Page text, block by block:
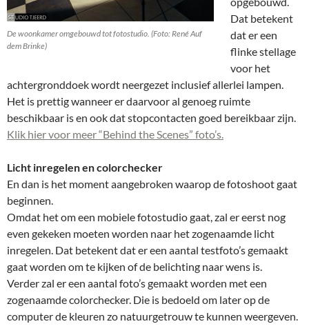
De woonkamer omgebouwd tot fotostudio. (Foto: René Auf
dem Brinke)
Dat betekent
dat er een
flinke stellage
voor het
achtergronddoek wordt neergezet inclusief allerlei lampen.
Het is prettig wanneer er daarvoor al genoeg ruimte
beschikbaar is en ook dat stopcontacten goed bereikbaar zijn.
Klik hier voor meer “Behind the Scenes” foto’s.
Licht inregelen en colorchecker
En dan is het moment aangebroken waarop de fotoshoot gaat
beginnen.
Omdat het om een mobiele fotostudio gaat, zal er eerst nog
even gekeken moeten worden naar het zogenaamde licht
inregelen. Dat betekent dat er een aantal testfoto’s gemaakt
gaat worden om te kijken of de belichting naar wens is.
Verder zal er een aantal foto’s gemaakt worden met een
zogenaamde colorchecker. Die is bedoeld om later op de
computer de kleuren zo natuurgetrouw te kunnen weergeven.